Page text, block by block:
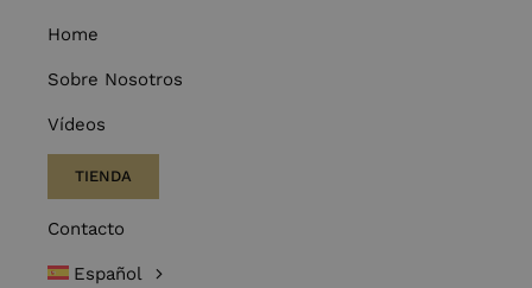
Home
Sobre Nosotros
Vídeos
TIENDA
Contacto
Español